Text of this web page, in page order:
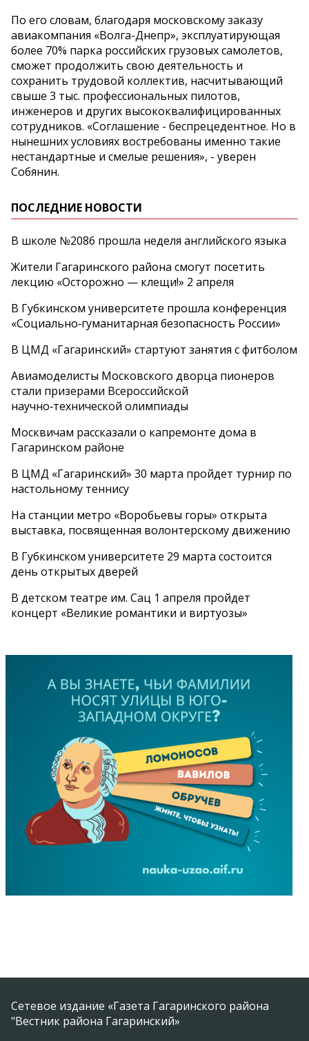
По его словам, благодаря московскому заказу
авиакомпания «Волга-Днепр», эксплуатирующая
более 70% парка российских грузовых самолетов,
сможет продолжить свою деятельность и
сохранить трудовой коллектив, насчитывающий
свыше 3 тыс. профессиональных пилотов,
инженеров и других высококвалифицированных
сотрудников. «Соглашение - беспрецедентное. Но в
нынешних условиях востребованы именно такие
нестандартные и смелые решения», - уверен
Собянин.
ПОСЛЕДНИЕ НОВОСТИ
В школе №2086 прошла неделя английского языка
Жители Гагаринского района смогут посетить
лекцию «Осторожно — клещи!» 2 апреля
В Губкинском университете прошла конференция
«Социально‑гуманитарная безопасность России»
В ЦМД «Гагаринский» стартуют занятия с фитболом
Авиамоделисты Московского дворца пионеров
стали призерами Всероссийской
научно‑технической олимпиады
Москвичам рассказали о капремонте дома в
Гагаринском районе
В ЦМД «Гагаринский» 30 марта пройдет турнир по
настольному теннису
На станции метро «Воробьевы горы» открыта
выставка, посвященная волонтерскому движению
В Губкинском университете 29 марта состоится
день открытых дверей
В детском театре им. Сац 1 апреля пройдет
концерт «Великие романтики и виртуозы»
Сетевое издание «Газета Гагаринского района
"Вестник района Гагаринский»